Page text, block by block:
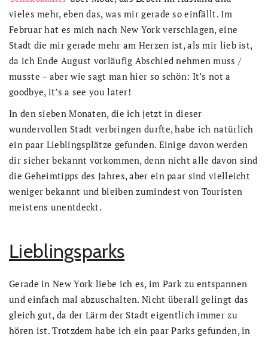
vieles mehr, eben das, was mir gerade so einfällt. Im
Februar hat es mich nach New York verschlagen, eine
Stadt die mir gerade mehr am Herzen ist, als mir lieb ist,
da ich Ende August vorläufig Abschied nehmen muss /
musste – aber wie sagt man hier so schön: It’s not a
goodbye, it’s a see you later!
In den sieben Monaten, die ich jetzt in dieser
wundervollen Stadt verbringen durfte, habe ich natürlich
ein paar Lieblingsplätze gefunden. Einige davon werden
dir sicher bekannt vorkommen, denn nicht alle davon sind
die Geheimtipps des Jahres, aber ein paar sind vielleicht
weniger bekannt und bleiben zumindest von Touristen
meistens unentdeckt.
Lieblingsparks
Gerade in New York liebe ich es, im Park zu entspannen
und einfach mal abzuschalten. Nicht überall gelingt das
gleich gut, da der Lärm der Stadt eigentlich immer zu
hören ist. Trotzdem habe ich ein paar Parks gefunden, in